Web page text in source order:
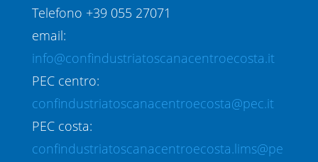
Telefono +39 055 27071
email:
info@confindustriatoscanacentroecosta.it
PEC centro:
confindustriatoscanacentroecosta@pec.it
PEC costa:
confindustriatoscanacentroecosta.lims@pe